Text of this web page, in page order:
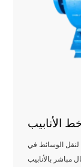
الأنابيب
الوسائط في